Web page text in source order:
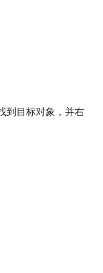
到目标对象，并右